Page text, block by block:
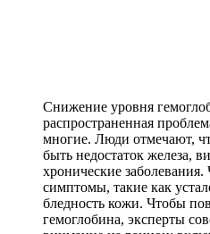
Снижение уровня
распространенная
многие. Люди отмечают,
быть недостаток железа,
хронические
симптомы, такие как
бледность кожи. Чтобы
гемоглобина, эксперты